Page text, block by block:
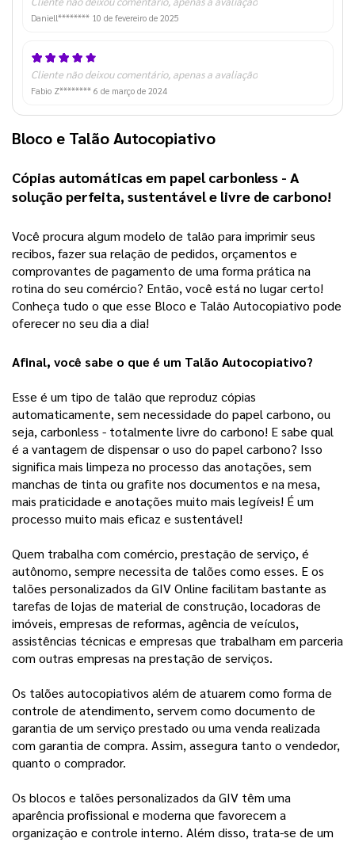
Daniell******** 10 de fevereiro de 2025
Cliente não deixou comentário, apenas a avaliação
Fabio Z******** 6 de março de 2024
Bloco e Talão Autocopiativo
Cópias automáticas em papel carbonless - A
solução perfeita, sustentável e livre de carbono!
Você procura algum modelo de talão para imprimir seus
recibos, fazer sua relação de pedidos, orçamentos e
comprovantes de pagamento de uma forma prática na
rotina do seu comércio? Então, você está no lugar certo!
Conheça tudo o que esse Bloco e Talão Autocopiativo pode
oferecer no seu dia a dia!
Afinal, você sabe o que é um Talão Autocopiativo?
Esse é um tipo de talão que reproduz cópias
automaticamente, sem necessidade do papel carbono, ou
seja, carbonless - totalmente livre do carbono! E sabe qual
é a vantagem de dispensar o uso do papel carbono? Isso
significa mais limpeza no processo das anotações, sem
manchas de tinta ou grafite nos documentos e na mesa,
mais praticidade e anotações muito mais legíveis! É um
processo muito mais eficaz e sustentável!
Quem trabalha com comércio, prestação de serviço, é
autônomo, sempre necessita de talões como esses. E os
talões personalizados da GIV Online facilitam bastante as
tarefas de lojas de material de construção, locadoras de
imóveis, empresas de reformas, agência de veículos,
assistências técnicas e empresas que trabalham em parceria
com outras empresas na prestação de serviços.
Os talões autocopiativos além de atuarem como forma de
controle de atendimento, servem como documento de
garantia de um serviço prestado ou uma venda realizada
com garantia de compra. Assim, assegura tanto o vendedor,
quanto o comprador.
Os blocos e talões personalizados da GIV têm uma
aparência profissional e moderna que favorecem a
organização e controle interno. Além disso, trata-se de um